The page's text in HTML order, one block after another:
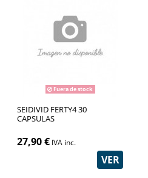
Fuera de stock
SEIDIVID FERTY4 30
CAPSULAS
27,90 € IVA inc.
VER